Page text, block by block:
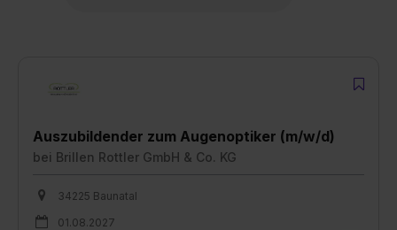
Auszubildender zum Augenoptiker (m/w/d)
bei Brillen Rottler GmbH & Co. KG
34225 Baunatal
01.08.2027